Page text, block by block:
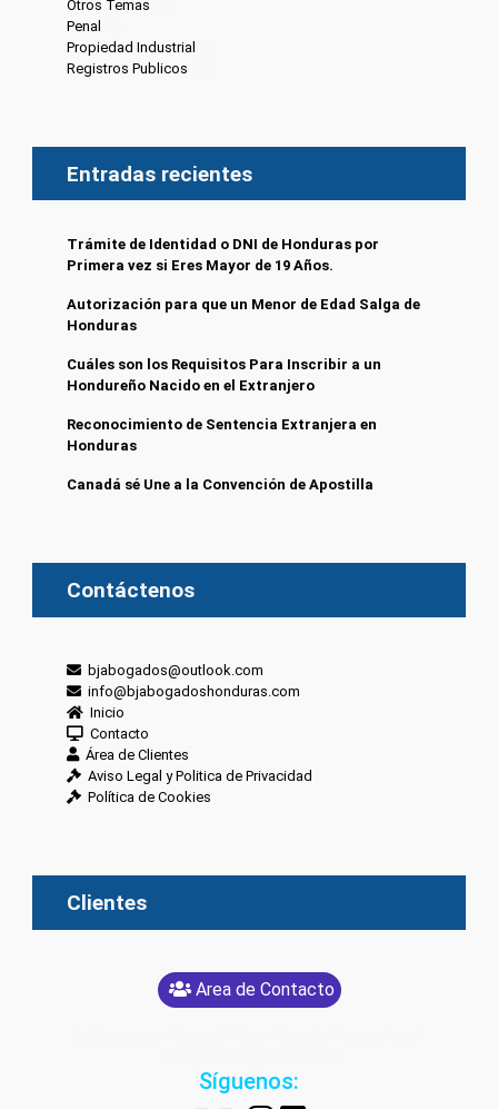
Otros Temas
Penal
Propiedad Industrial
Registros Publicos
Entradas recientes
Trámite de Identidad o DNI de Honduras por
Primera vez si Eres Mayor de 19 Años.
Autorización para que un Menor de Edad Salga de
Honduras
Cuáles son los Requisitos Para Inscribir a un
Hondureño Nacido en el Extranjero
Reconocimiento de Sentencia Extranjera en
Honduras
Canadá sé Une a la Convención de Apostilla
Contáctenos
bjabogados@outlook.com
info@bjabogadoshonduras.com
Inicio
Contacto
Área de Clientes
Aviso Legal y Politica de Privacidad
Política de Cookies
Clientes
Area de Contacto
Síguenos: